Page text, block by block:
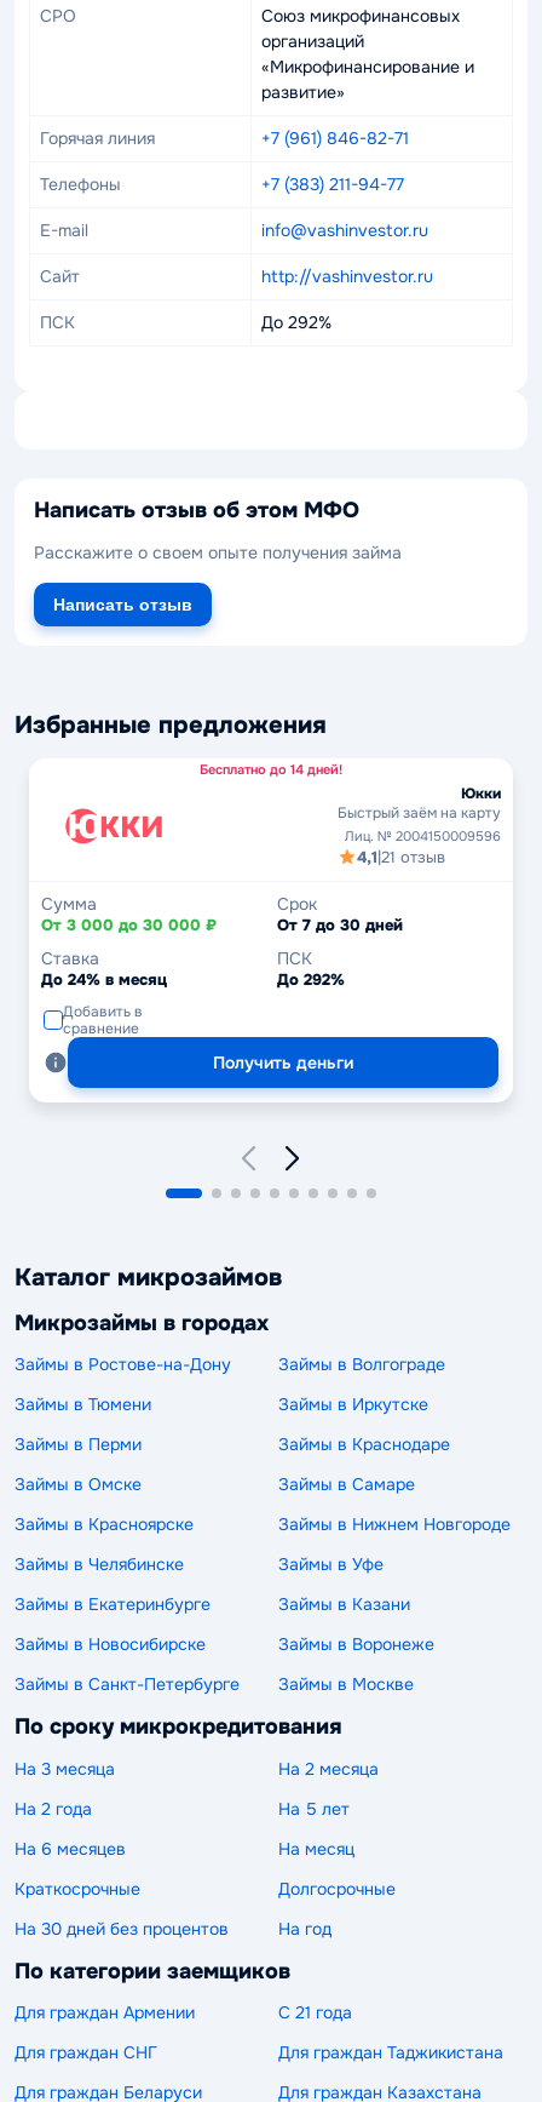
СРО
Союз микрофинансовых
организаций
«Микрофинансирование и
развитие»
Горячая линия +7 (961) 846-82-71
Телефоны +7 (383) 211-94-77
E-mail info@vashinvestor.ru
Сайт http://vashinvestor.ru
ПСК До 292%
Написать отзыв об этом МФО
Расскажите о своем опыте получения займа
Написать отзыв
Избранные предложения
Бесплатно до 14 дней!
Юкки
Быстрый заём на карту
Лиц. № 2004150009596
4,1|21 отзыв
Сумма
От 3 000 до 30 000 ₽
Срок
От 7 до 30 дней
Ставка
До 24% в месяц
ПСК
До 292%
Добавить в
сравнение
Получить деньги
Каталог микрозаймов
Микрозаймы в городах
Займы в Ростове-на-Дону
Займы в Волгограде
Займы в Тюмени
Займы в Иркутске
Займы в Перми
Займы в Краснодаре
Займы в Омске
Займы в Самаре
Займы в Красноярске
Займы в Нижнем Новгороде
Займы в Челябинске
Займы в Уфе
Займы в Екатеринбурге
Займы в Казани
Займы в Новосибирске
Займы в Воронеже
Займы в Санкт-Петербурге
Займы в Москве
По сроку микрокредитования
На 3 месяца
На 2 месяца
На 2 года
На 5 лет
На 6 месяцев
На месяц
Краткосрочные
Долгосрочные
На 30 дней без процентов
На год
По категории заемщиков
Для граждан Армении
С 21 года
Для граждан СНГ
Для граждан Таджикистана
Для граждан Беларуси
Для граждан Казахстана